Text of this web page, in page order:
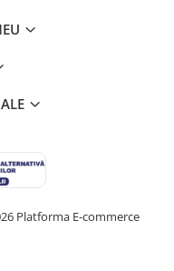
Platforma E-commerce